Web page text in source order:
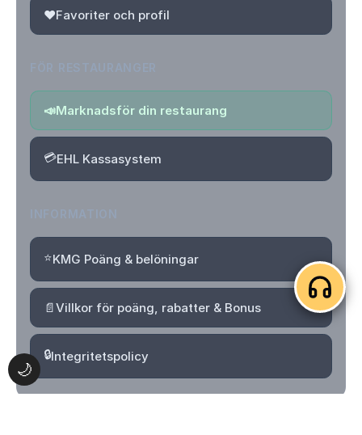
🌙
❤️Favoriter och profil
📣Marknadsför din restaurang
💳EHL Kassasystem
⭐KMG Poäng & belöningar
📄Villkor för poäng, rabatter & Bonus
🔒Integritetspolicy